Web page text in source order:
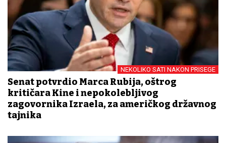
NEKOLIKO SATI NAKON PRISEGE
Senat potvrdio Marca Rubija, oštrog
kritičara Kine i nepokolebljivog
zagovornika Izraela, za američkog državnog
tajnika